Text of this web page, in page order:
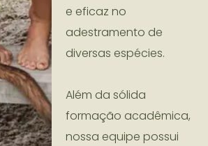
e eficaz no
adestramento de
diversas espécies.
Além da sólida
formação acadêmica,
nossa equipe possui